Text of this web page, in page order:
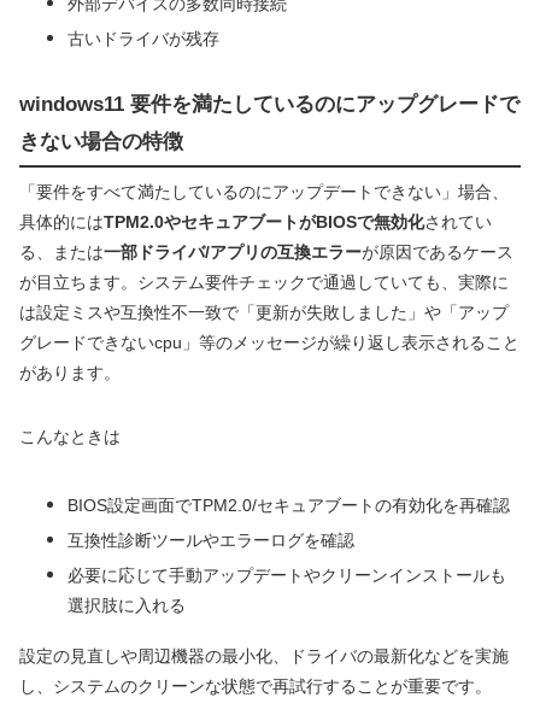
古いドライバが残存
windows11 要件を満たしているのにアップグレードで
きない場合の特徴
「要件をすべて満たしているのにアップデートできない」場合、
具体的にはTPM2.0やセキュアブートがBIOSで無効化されてい
る、または一部ドライバ/アプリの互換エラーが原因であるケース
が目立ちます。システム要件チェックで通過していても、実際に
は設定ミスや互換性不一致で「更新が失敗しました」や「アップ
グレードできないcpu」等のメッセージが繰り返し表示されること
があります。
こんなときは
BIOS設定画面でTPM2.0/セキュアブートの有効化を再確認
互換性診断ツールやエラーログを確認
必要に応じて手動アップデートやクリーンインストールも
選択肢に入れる
設定の見直しや周辺機器の最小化、ドライバの最新化などを実施
し、システムのクリーンな状態で再試行することが重要です。